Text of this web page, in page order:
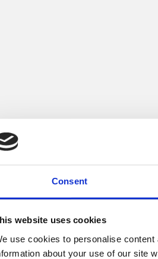
Consent
website uses cookies
use cookies to personalise
about your use of our site
leverandør af brugte